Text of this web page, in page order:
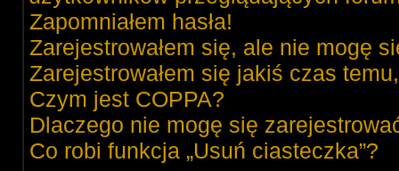
Zapomniałem hasła!
Zarejestrowałem się, ale nie mogę
Zarejestrowałem się jakiś czas
Czym jest COPPA?
Dlaczego nie mogę się
Co robi funkcja „Usuń ciasteczka”?